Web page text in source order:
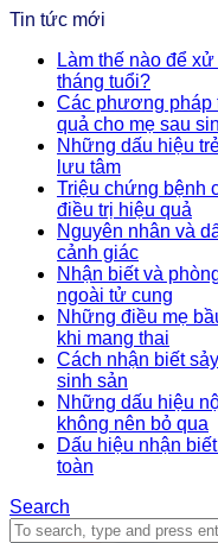
Tin tức mới
Làm thế nào để
tháng tuổi?
Các phương pháp
quả cho mẹ sau
Những dấu hiệu
lưu tâm
Triệu chứng bệnh
điều trị hiệu quả
Nguyên nhân và
cảnh giác
Nhận biết và
ngoài tử cung
Những điều mẹ
khi mang thai
Cách nhận biết
sinh sản
Những dấu hiệu
không nên bỏ qua
Dấu hiệu nhận
toàn
Search